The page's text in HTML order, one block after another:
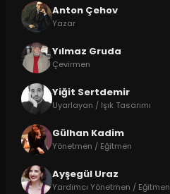
Anton Çehov
Yazar
Yılmaz Gruda
Çevirmen
Yiğit Sertdemir
Uyarlayan / Işık Tasarımı
Gülhan Kadim
Yönetmen / Eğitmen
Ayşegül Uraz
Yardımcı Yönetmen / Eğitmen